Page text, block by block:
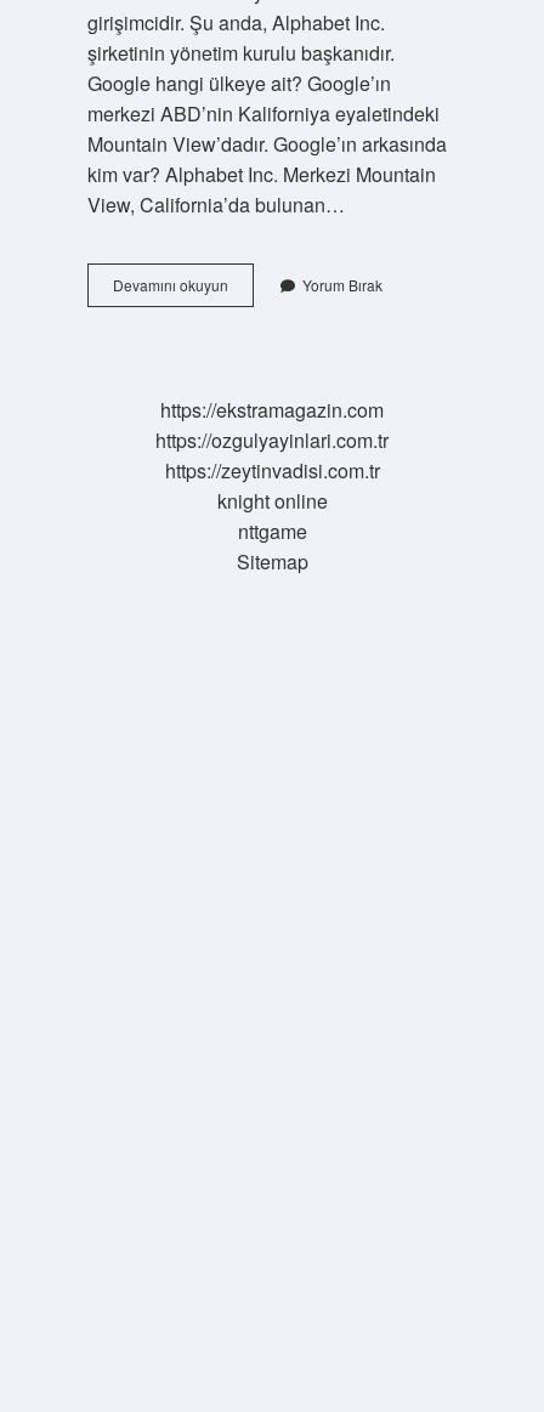
girişimcidir. Şu anda, Alphabet Inc.
şirketinin yönetim kurulu başkanıdır.
Google hangi ülkeye ait? Google’ın
merkezi ABD’nin Kaliforniya eyaletindeki
Mountain View’dadır. Google’ın arkasında
kim var? Alphabet Inc. Merkezi Mountain
View, California’da bulunan…
Devamını okuyunGoogle
Kime
Yorum Bırak
https://ekstramagazin.com
https://ozgulyayinlari.com.tr
https://zeytinvadisi.com.tr
knight online
nttgame
Sitemap